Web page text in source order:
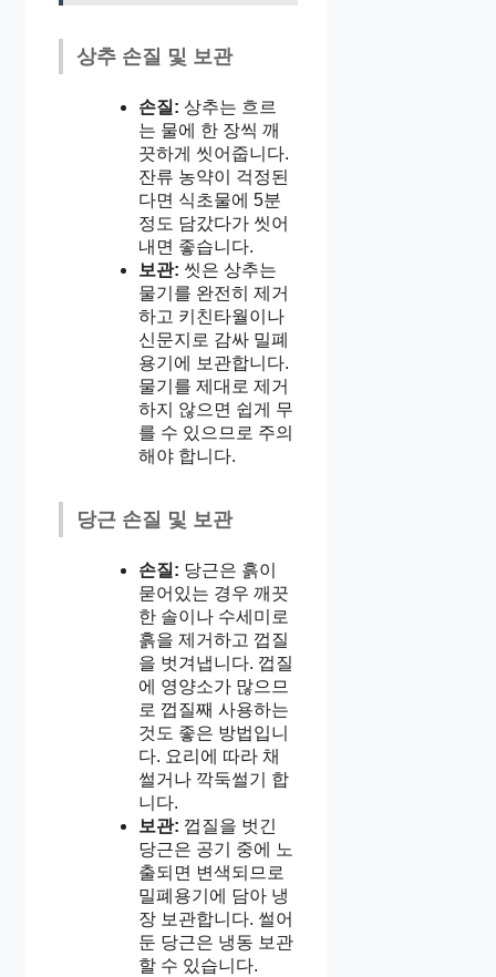
상추 손질 및 보관
손질: 상추는 흐르
는 물에 한 장씩 깨
끗하게 씻어줍니다.
잔류 농약이 걱정된
다면 식초물에 5분
정도 담갔다가 씻어
내면 좋습니다.
보관: 씻은 상추는
물기를 완전히 제거
하고 키친타월이나
신문지로 감싸 밀폐
용기에 보관합니다.
물기를 제대로 제거
하지 않으면 쉽게 무
를 수 있으므로 주의
해야 합니다.
당근 손질 및 보관
손질: 당근은 흙이
묻어있는 경우 깨끗
한 솔이나 수세미로
흙을 제거하고 껍질
을 벗겨냅니다. 껍질
에 영양소가 많으므
로 껍질째 사용하는
것도 좋은 방법입니
다. 요리에 따라 채
썰거나 깍둑썰기 합
니다.
보관: 껍질을 벗긴
당근은 공기 중에 노
출되면 변색되므로
밀폐용기에 담아 냉
장 보관합니다. 썰어
둔 당근은 냉동 보관
할 수 있습니다.